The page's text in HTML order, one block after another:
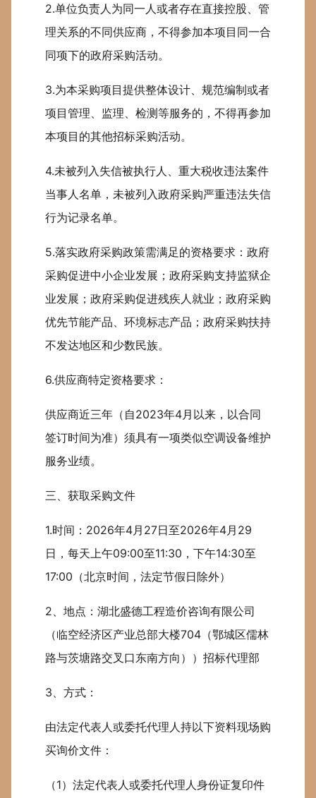
2.单位负责人为同一人或者存在直接控股、管
理关系的不同供应商，不得参加本项目同一合
同项下的政府采购活动。
3.为本采购项目提供整体设计、规范编制或者
项目管理、监理、检测等服务的，不得再参加
本项目的其他招标采购活动。
4.未被列入失信被执行人、重大税收违法案件
当事人名单，未被列入政府采购严重违法失信
行为记录名单。
5.落实政府采购政策需满足的资格要求：政府
采购促进中小企业发展；政府采购支持监狱企
业发展；政府采购促进残疾人就业；政府采购
优先节能产品、环境标志产品；政府采购扶持
不发达地区和少数民族。
6.供应商特定资格要求：
供应商近三年（自2023年4月以来，以合同
签订时间为准）须具有一项类似空调设备维护
服务业绩。
三、获取采购文件
1.时间：2026年4月27日至2026年4月29
日，每天上午09:00至11:30，下午14:30至
17:00（北京时间，法定节假日除外）
2、地点：湖北盛德工程造价咨询有限公司
（临空经济区产业总部大楼704（鄂城区儒林
路与茨塘路交叉口东南方向））招标代理部
3、方式：
由法定代表人或委托代理人持以下资料现场购
买询价文件：
（1）法定代表人或委托代理人身份证复印件